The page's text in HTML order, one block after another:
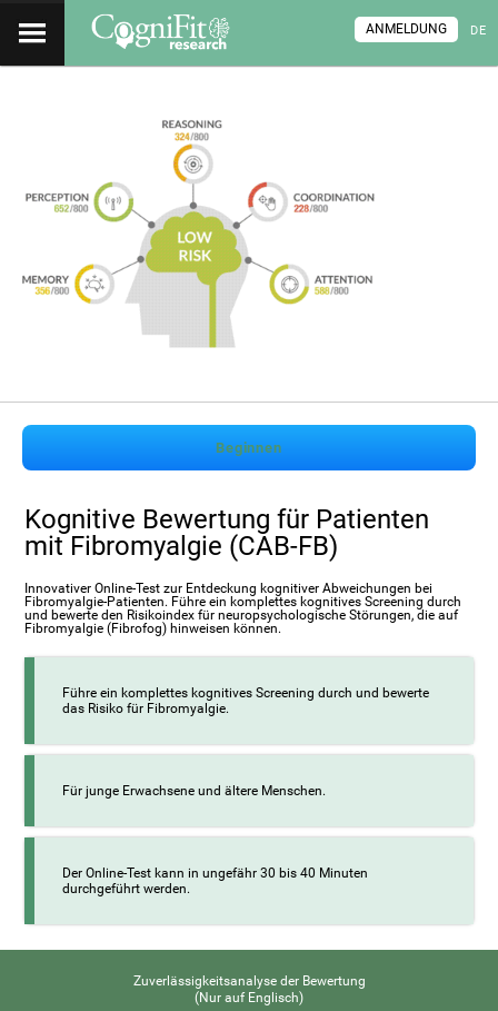
DE
ANMELDUNG
Beginnen
Kognitive Bewertung für Patienten
mit Fibromyalgie (CAB-FB)
Innovativer Online-Test zur Entdeckung kognitiver Abweichungen bei
Fibromyalgie-Patienten. Führe ein komplettes kognitives Screening durch
und bewerte den Risikoindex für neuropsychologische Störungen, die auf
Fibromyalgie (Fibrofog) hinweisen können.
Führe ein komplettes kognitives Screening durch und bewerte
das Risiko für Fibromyalgie.
Für junge Erwachsene und ältere Menschen.
Der Online-Test kann in ungefähr 30 bis 40 Minuten
durchgeführt werden.
Zuverlässigkeitsanalyse der Bewertung
(Nur auf Englisch)